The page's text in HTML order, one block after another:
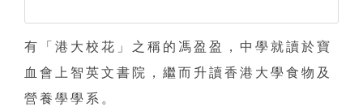
有「港大校花」之稱的馮盈盈，中學就讀於寶
血會上智英文書院，繼而升讀香港大學食物及
營養學學系。